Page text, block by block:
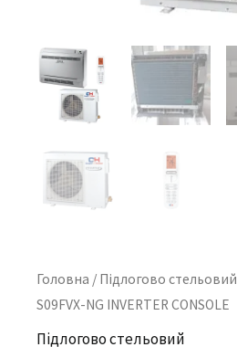
Головна / Підлогово стельовий
S09FVX-NG INVERTER CONSOLE
Підлогово стельовий